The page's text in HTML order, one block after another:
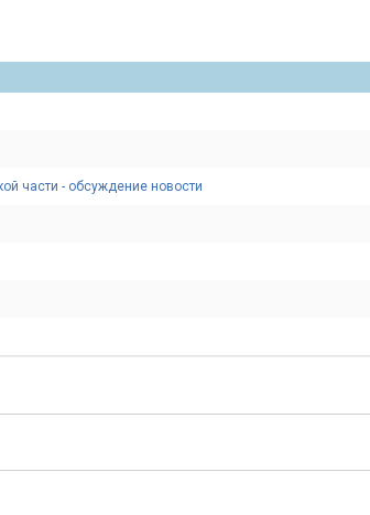
части - обсуждение новости